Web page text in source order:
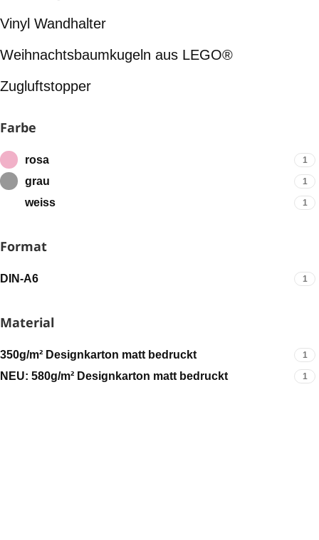
Vinyl Wandhalter
Weihnachtsbaumkugeln aus LEGO®
Zugluftstopper
Farbe
rosa 1
grau 1
weiss 1
Format
DIN-A6 1
Material
350g/m² Designkarton matt bedruckt 1
NEU: 580g/m² Designkarton matt bedruckt 1